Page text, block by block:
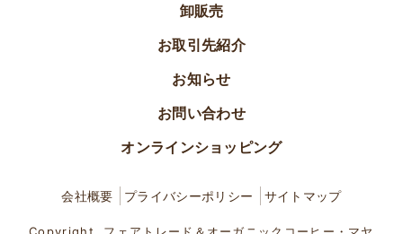
卸販売
お取引先紹介
お知らせ
お問い合わせ
オンラインショッピング
会社概要 プライバシーポリシー サイトマップ